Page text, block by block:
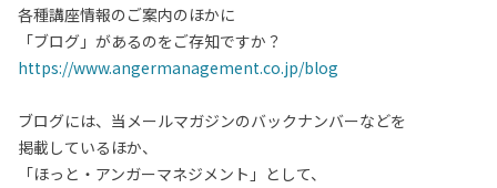
各種講座情報のご案内のほかに
「ブログ」があるのをご存知ですか？
https://www.angermanagement.co.jp/blog
ブログには、当メールマガジンのバックナンバーなどを
掲載しているほか、
「ほっと・アンガーマネジメント」として、